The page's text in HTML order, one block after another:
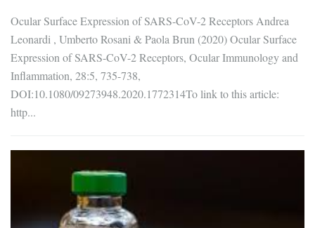
Ocular Surface Expression of SARS-CoV-2 Receptors Andrea
Leonardi , Umberto Rosani & Paola Brun (2020) Ocular Surface
Expression of SARS-CoV-2 Receptors, Ocular Immunology and
Inflammation, 28:5, 735-738,
DOI:10.1080/09273948.2020.1772314To link to this article:
http...